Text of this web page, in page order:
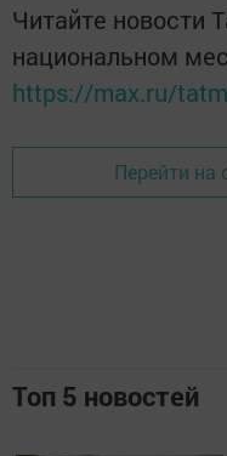
Читайте новости
национальном
https://max.ru/
Перейти на
Топ 5 новостей